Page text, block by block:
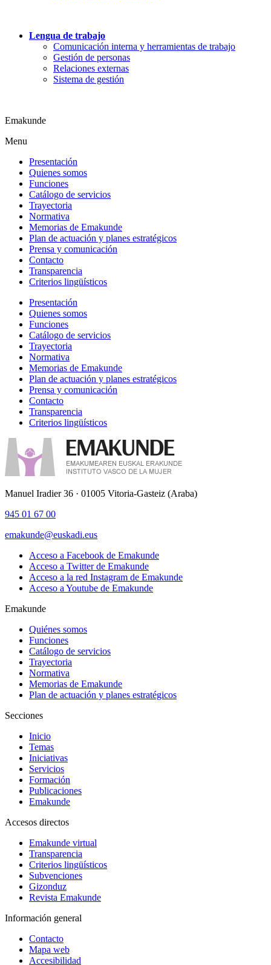
Lengua de trabajo
Comunicación interna y herramientas de trabajo
Gestión de personas
Relaciones externas
Sistema de gestión
Emakunde
Menu
Presentación
Quienes somos
Funciones
Catálogo de servicios
Trayectoria
Normativa
Memorias de Emakunde
Plan de actuación y planes estratégicos
Prensa y comunicación
Contacto
Transparencia
Criterios lingüísticos
Presentación
Quienes somos
Funciones
Catálogo de servicios
Trayectoria
Normativa
Memorias de Emakunde
Plan de actuación y planes estratégicos
Prensa y comunicación
Contacto
Transparencia
Criterios lingüísticos
Manuel Iradier 36 · 01005 Vitoria-Gasteiz (Araba)
945 01 67 00
emakunde@euskadi.eus
Acceso a Facebook de Emakunde
Acceso a Twitter de Emakunde
Acceso a la red Instagram de Emakunde
Acceso a Youtube de Emakunde
Emakunde
Quiénes somos
Funciones
Catálogo de servicios
Trayectoria
Normativa
Memorias de Emakunde
Plan de actuación y planes estratégicos
Secciones
Inicio
Temas
Iniciativas
Servicios
Formación
Publicaciones
Emakunde
Accesos directos
Emakunde virtual
Transparencia
Criterios lingüísticos
Subvenciones
Gizonduz
Revista Emakunde
Información general
Contacto
Mapa web
Accesibilidad